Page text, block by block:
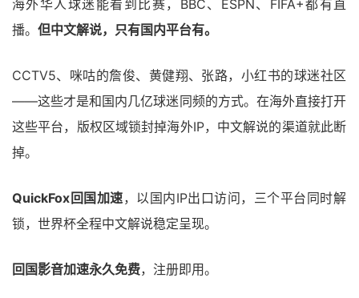
海外华人球迷能看到比赛，BBC、ESPN、FIFA+都有直
播。 但中文解说，只有国内平台有。
CCTV5、咪咕的詹俊、黄健翔、张路，小红书的球迷社区
——这些才是和国内几亿球迷同频的方式。在海外直接打开
这些平台，版权区域锁封掉海外IP，中文解说的渠道就此断
掉。
QuickFox回国加速，以国内IP出口访问，三个平台同时解
锁，世界杯全程中文解说稳定呈现。
回国影音加速永久免费，注册即用。